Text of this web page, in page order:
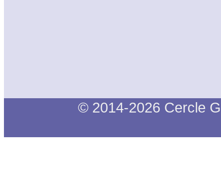
© 2014-2026 Cercle